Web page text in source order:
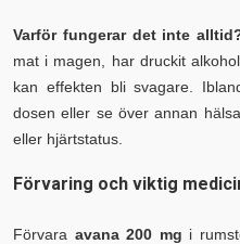
Varför fungerar det inte
mat i magen, har druckit
kan effekten bli svagare.
dosen eller se över annan
eller hjärtstatus.
Förvaring och viktig
Förvara avana 200 mg i